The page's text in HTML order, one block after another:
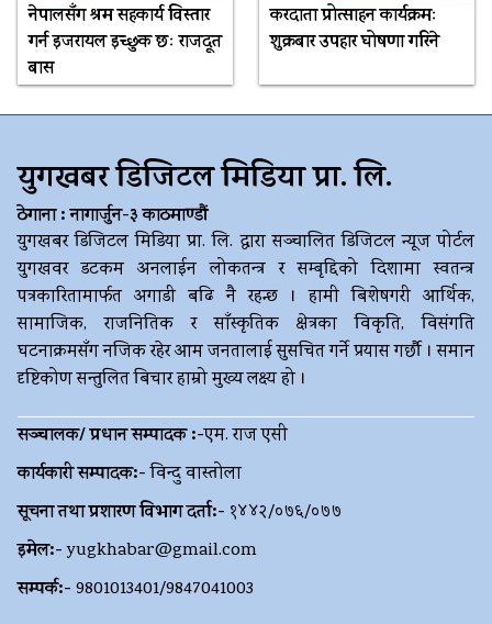
नेपालसँग श्रम सहकार्य विस्तार
गर्न इजरायल इच्छुक छः राजदूत
बास
करदाता प्रोत्साहन कार्यक्रमः
शुक्रबार उपहार घोषणा गरिने
युगखबर डिजिटल मिडिया प्रा. लि.
ठेगाना : नागार्जुन-३ काठमाण्डौं
युगखबर डिजिटल मिडिया प्रा. लि. द्धारा सञ्चालित डिजिटल न्यूज पोर्टल
युगखवर डटकम अनलाईन लोकतन्त्र र सम्बृद्दिको दिशामा स्वतन्त्र
पत्रकारितामार्फत अगाडी बढि नै रहन्छ । हामी बिशेषगरी आर्थिक,
सामाजिक, राजनितिक र साँस्कृतिक क्षेत्रका विकृति, विसंगति
घटनाक्रमसँग नजिक रहेर आम जनतालाई सुसचित गर्ने प्रयास गर्छौ । समान
दृष्टिकोण सन्तुलित बिचार हाम्रो मुख्य लक्ष्य हो ।
सञ्चालक/ प्रधान सम्पादक :-एम. राज एसी
कार्यकारी सम्पादक:-विन्दु वास्तोला
सूचना तथा प्रशारण विभाग दर्ता:- १४४२/०७६/०७७
इमेल:- yugkhabar@gmail.com
सम्पर्क:- 9801013401/9847041003